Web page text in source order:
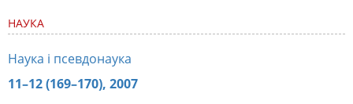
НАУКА
Наука і псевдонаука
11–12 (169–170), 2007